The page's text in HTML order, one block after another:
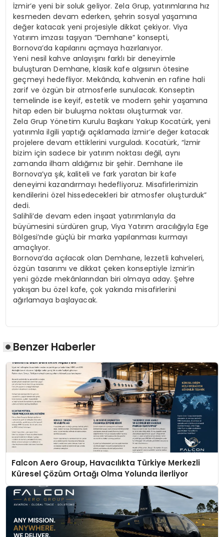
İzmir’e yeni bir soluk geliyor. Zela Grup, yatırımlarına hız
kesmeden devam ederken, şehrin sosyal yaşamına
değer katacak yeni projesiyle dikkat çekiyor. Viya
Yatırım imzası taşıyan “Demhane” konsepti,
Bornova’da kapılarını açmaya hazırlanıyor.
Yeni nesil kahve anlayışını farklı bir deneyimle
buluşturan Demhane, klasik kafe algısının ötesine
geçmeyi hedefliyor. Mekânda, kahvenin en rafine hali
zarif ve özgün bir atmosferle sunulacak. Konseptin
temelinde ise keyif, estetik ve modern şehir yaşamına
hitap eden bir buluşma noktası oluşturmak var.
Zela Grup Yönetim Kurulu Başkanı Yakup Kocatürk, yeni
yatırımla ilgili yaptığı açıklamada İzmir’e değer katacak
projelere devam ettiklerini vurguladı. Kocatürk, “İzmir
bizim için sadece bir yatırım noktası değil, aynı
zamanda ilham aldığımız bir şehir. Demhane ile
Bornova’ya şık, kaliteli ve fark yaratan bir kafe
deneyimi kazandırmayı hedefliyoruz. Misafirlerimizin
kendilerini özel hissedecekleri bir atmosfer oluşturduk”
dedi.
Salihli’de devam eden inşaat yatırımlarıyla da
büyümesini sürdüren grup, Viya Yatırım aracılığıyla Ege
Bölgesi’nde güçlü bir marka yapılanması kurmayı
amaçlıyor.
Bornova’da açılacak olan Demhane, lezzetli kahveleri,
özgün tasarımı ve dikkat çeken konseptiyle İzmir’in
yeni gözde mekânlarından biri olmaya aday. Şehre
yakışan bu özel kafe, çok yakında misafirlerini
ağırlamaya başlayacak.
Benzer Haberler
Falcon Aero Group, Havacılıkta Türkiye Merkezli
Küresel Çözüm Ortağı Olma Yolunda İlerliyor